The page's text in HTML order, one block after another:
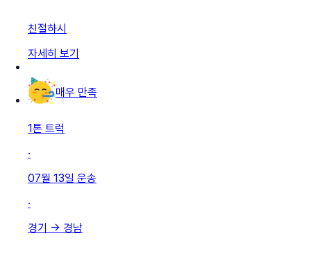
친절하시
자세히 보기
매우 만족
1톤 트럭
·
07월 13일 운송
·
경기 → 경남